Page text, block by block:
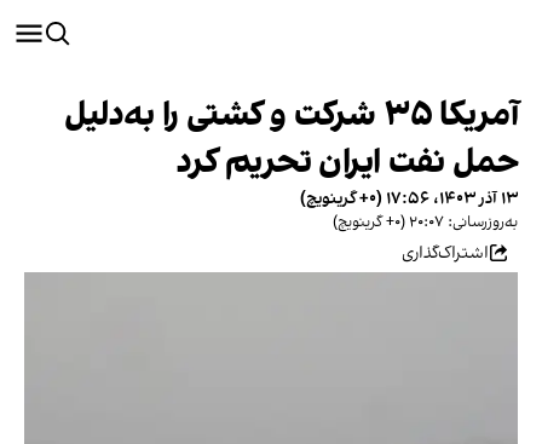
آمریکا ۳۵ شرکت و کشتی را به‌دلیل
حمل نفت ایران تحریم کرد
۱۳ آذر ۱۴۰۳، ۱۷:۵۶ (‎+۰ گرینویچ)
به‌روزرسانی: ۲۰:۰۷ (‎+۰ گرینویچ)
اشتراک‌گذاری